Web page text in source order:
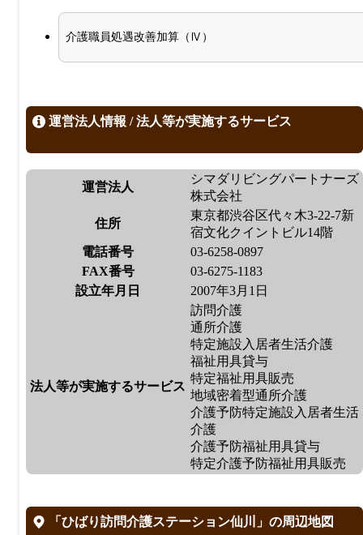
介護職員処遇改善加算（Ⅳ）
運営法人情報 / 法人等が実施するサービス
運営法人
シマダリビングパートナーズ
株式会社
住所
東京都渋谷区代々木3-22-7新
宿文化クイントビル14階
電話番号
03-6258-0897
FAX番号
03-6275-1183
設立年月日
2007年3月1日
法人等が実施するサービス
訪問介護
通所介護
特定施設入居者生活介護
福祉用具貸与
特定福祉用具販売
地域密着型通所介護
介護予防特定施設入居者生活
介護
介護予防福祉用具貸与
特定介護予防福祉用具販売
「ひばり訪問介護ステーション仙川」の周辺地図